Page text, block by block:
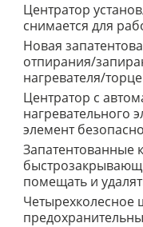
Центратор
снимается для
Новая
отпирания/
нагревателя/
Центратор с
нагревательного
элемент
Запатентованные
помещать и
Четырехколесное